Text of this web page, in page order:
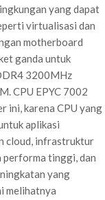
yang dapat
virtualisasi dan
motherboard
ganda untuk
3200MHz
CPU EPYC 7002
ini, karena CPU yang
aplikasi
cloud, infrastruktur
performa tinggi, dan
yang
melihatnya